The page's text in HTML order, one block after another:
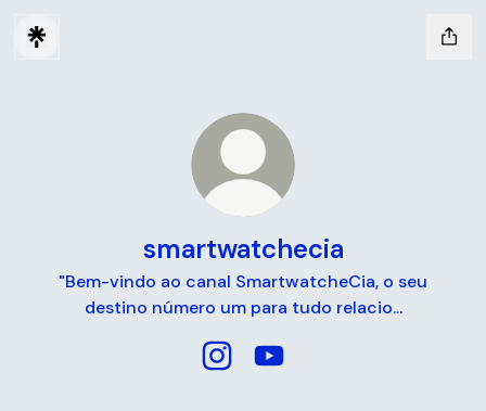
smartwatchecia
"Bem-vindo ao canal SmartwatcheCia, o seu
destino número um para tudo relacio...